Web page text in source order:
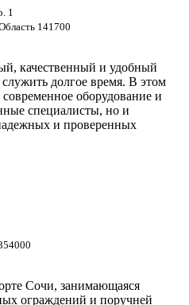
1
141700
качественный и удобный
долгое время. В этом
оборудование и
специалисты, но и
и проверенных
Сочи, занимающаяся
ограждений и поручней